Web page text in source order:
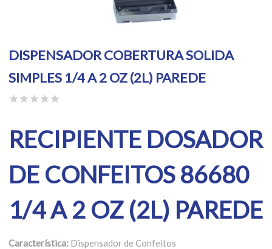
DISPENSADOR COBERTURA SOLIDA
SIMPLES 1/4 A 2 OZ (2L) PAREDE
RECIPIENTE DOSADOR
DE CONFEITOS 86680
1/4 A 2 OZ (2L) PAREDE
Característica: Dispensador de Confeitos